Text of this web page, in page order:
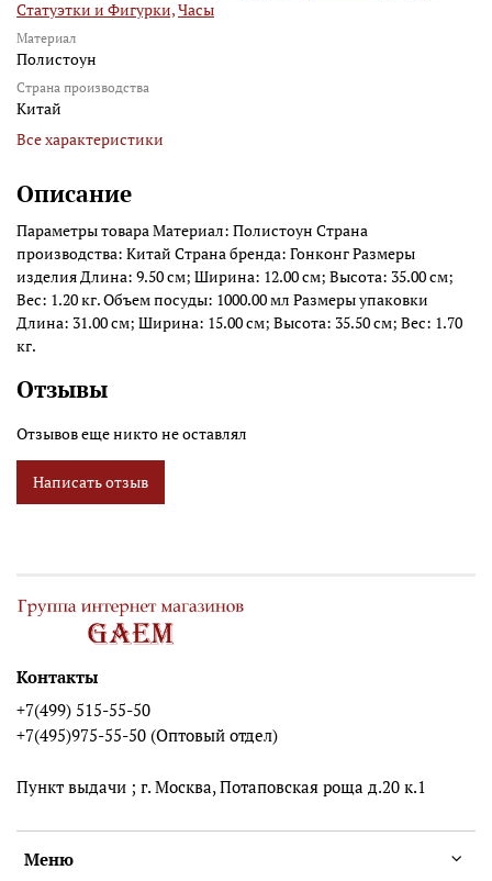
Статуэтки и Фигурки,Часы
Материал
Полистоун
Страна производства
Китай
Все характеристики
Описание
Параметры товара Материал: Полистоун Страна
производства: Китай Страна бренда: Гонконг Размеры
изделия Длина: 9.50 см; Ширина: 12.00 см; Высота: 35.00 см;
Вес: 1.20 кг. Объем посуды: 1000.00 мл Размеры упаковки
Длина: 31.00 см; Ширина: 15.00 см; Высота: 35.50 см; Вес: 1.70
кг.
Отзывы
Отзывов еще никто не оставлял
Написать отзыв
Меню
Контакты
+7(499) 515-55-50
+7(495)975-55-50 (Оптовый отдел)
Пункт выдачи ; г. Москва, Потаповская роща д.20 к.1